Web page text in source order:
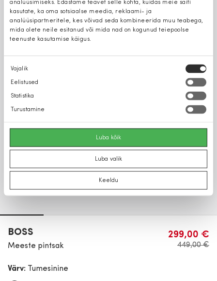
analüüsimiseks. Edastame teavet selle kohta, kuidas meie saiti
kasutate, ka oma sotsiaalse meedia, reklaami- ja
analüüsipartneritele, kes võivad seda kombineerida muu teabega,
mida olete neile esitanud või mida nad on kogunud teiepoolse
teenuste kasutamise käigus.
Nõusoleku
valik
Vajalik
Eelistused
Statistika
Turustamine
Luba kõik
Luba valik
Keeldu
BOSS
Meeste pintsak
299,00 €
449,00 €
Värv: Tumesinine